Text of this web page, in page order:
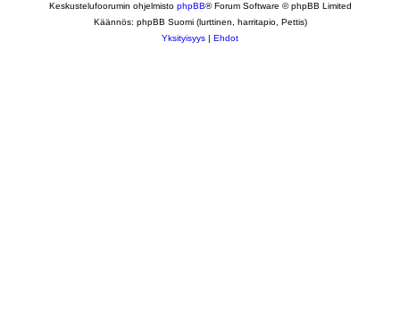
Keskustelufoorumin ohjelmisto phpBB® Forum Software © phpBB Limited
Käännös: phpBB Suomi (lurttinen, harritapio, Pettis)
Yksityisyys | Ehdot